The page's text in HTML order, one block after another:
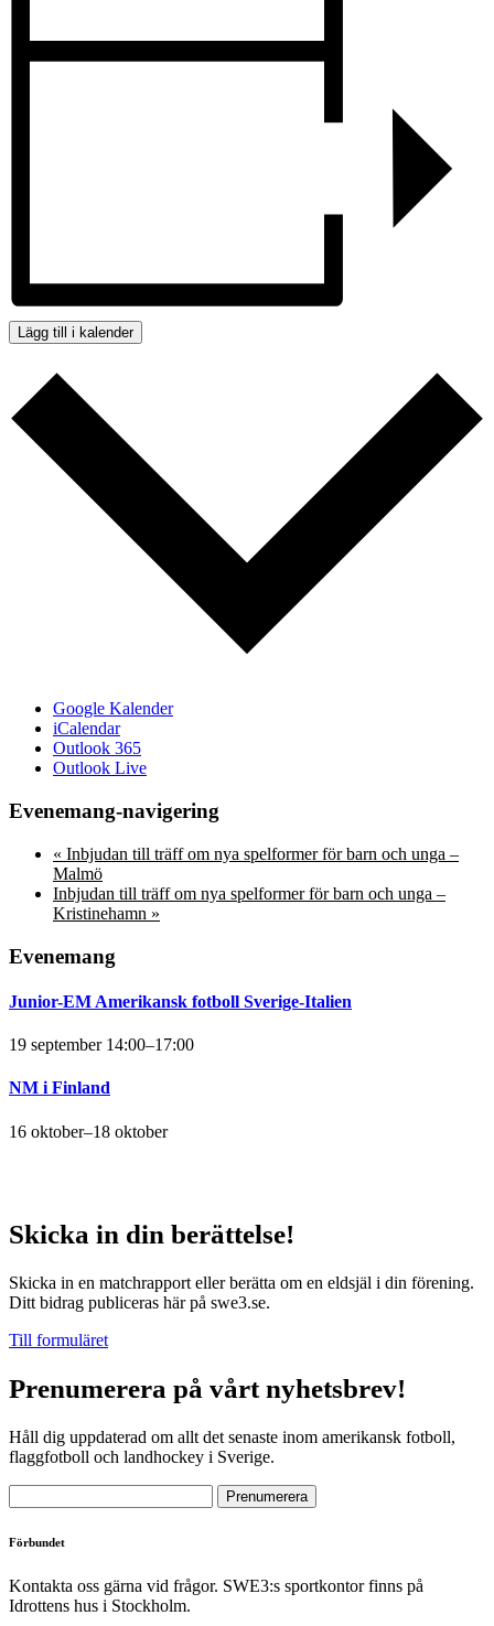
Lägg till i kalender
Google Kalender
iCalendar
Outlook 365
Outlook Live
Evenemang-navigering
« Inbjudan till träff om nya spelformer för barn och unga –
Malmö
Inbjudan till träff om nya spelformer för barn och unga –
Kristinehamn »
Evenemang
Junior-EM Amerikansk fotboll Sverige-Italien
19 september 14:00–17:00
NM i Finland
16 oktober–18 oktober
Skicka in din berättelse!
Skicka in en matchrapport eller berätta om en eldsjäl i din förening.
Ditt bidrag publiceras här på swe3.se.
Till formuläret
Prenumerera på vårt nyhetsbrev!
Håll dig uppdaterad om allt det senaste inom amerikansk fotboll,
flaggfotboll och landhockey i Sverige.
Förbundet
Kontakta oss gärna vid frågor. SWE3:s sportkontor finns på
Idrottens hus i Stockholm.